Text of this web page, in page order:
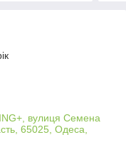
вулиця Семена
65025, Одеса,